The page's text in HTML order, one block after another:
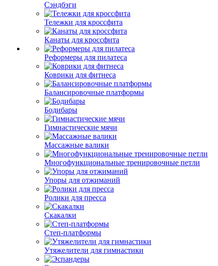
Сэндбэги
Тележки для кроссфита
Канаты для кроссфита
Реформеры для пилатеса
Коврики для фитнеса
Балансировочные платформы
Бодибары
Гимнастические мячи
Массажные валики
Многофункциональные тренировочные петли
Упоры для отжиманий
Ролики для пресса
Скакалки
Степ-платформы
Утяжелители для гимнастики